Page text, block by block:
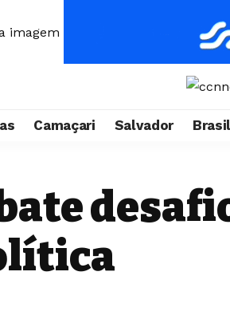
Camaçari Salvador Brasil